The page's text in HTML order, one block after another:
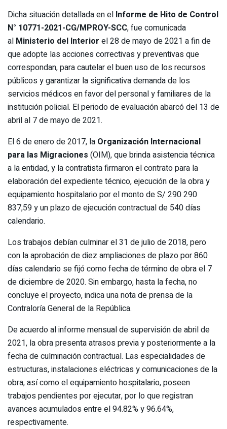
Dicha situación detallada en el Informe de Hito de Control
N° 10771-2021-CG/MPROY-SCC, fue comunicada
al Ministerio del Interior el 28 de mayo de 2021 a fin de
que adopte las acciones correctivas y preventivas que
correspondan, para cautelar el buen uso de los recursos
públicos y garantizar la significativa demanda de los
servicios médicos en favor del personal y familiares de la
institución policial. El periodo de evaluación abarcó del 13 de
abril al 7 de mayo de 2021.
El 6 de enero de 2017, la Organización Internacional
para las Migraciones (OIM), que brinda asistencia técnica
a la entidad, y la contratista firmaron el contrato para la
elaboración del expediente técnico, ejecución de la obra y
equipamiento hospitalario por el monto de S/ 290 290
837,59 y un plazo de ejecución contractual de 540 días
calendario.
Los trabajos debían culminar el 31 de julio de 2018, pero
con la aprobación de diez ampliaciones de plazo por 860
días calendario se fijó como fecha de término de obra el 7
de diciembre de 2020. Sin embargo, hasta la fecha, no
concluye el proyecto, indica una nota de prensa de la
Contraloría General de la República.
De acuerdo al informe mensual de supervisión de abril de
2021, la obra presenta atrasos previa y posteriormente a la
fecha de culminación contractual. Las especialidades de
estructuras, instalaciones eléctricas y comunicaciones de la
obra, así como el equipamiento hospitalario, poseen
trabajos pendientes por ejecutar, por lo que registran
avances acumulados entre el 94.82% y 96.64%,
respectivamente.